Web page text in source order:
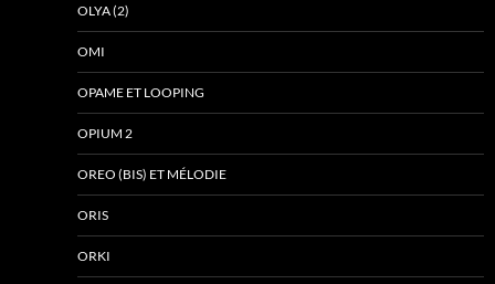
OLYA (2)
OMI
OPAME ET LOOPING
OPIUM 2
OREO (BIS) ET MÉLODIE
ORIS
ORKI